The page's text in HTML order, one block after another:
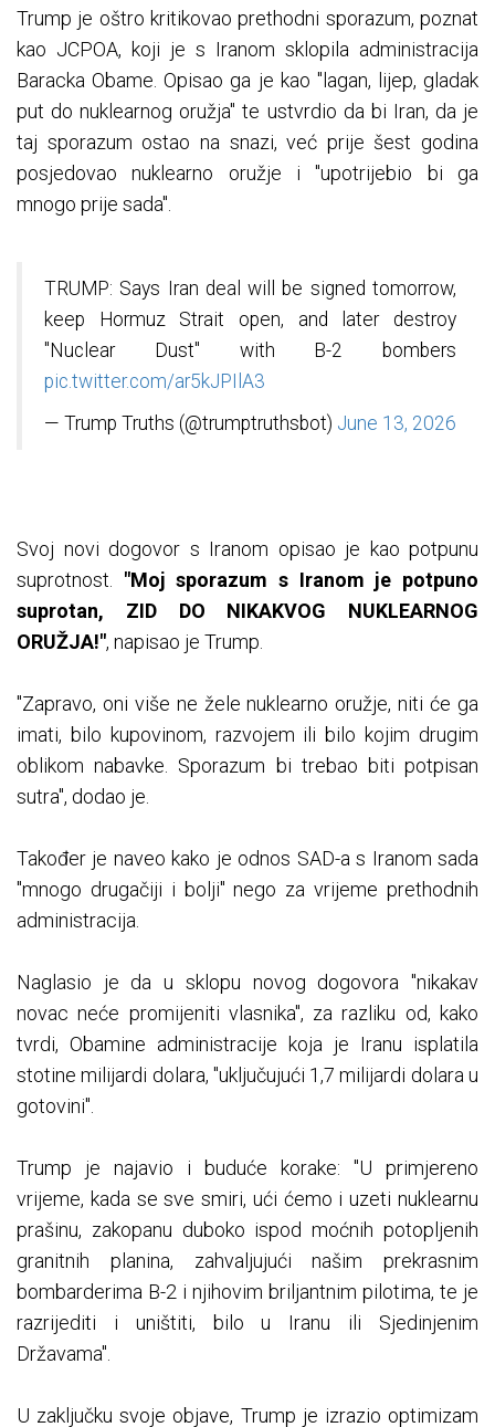
Trump je oštro kritikovao prethodni sporazum, poznat
kao JCPOA, koji je s Iranom sklopila administracija
Baracka Obame. Opisao ga je kao "lagan, lijep, gladak
put do nuklearnog oružja" te ustvrdio da bi Iran, da je
taj sporazum ostao na snazi, već prije šest godina
posjedovao nuklearno oružje i "upotrijebio bi ga
mnogo prije sada".
TRUMP: Says Iran deal will be signed tomorrow,
keep Hormuz Strait open, and later destroy
"Nuclear Dust" with B-2 bombers
pic.twitter.com/ar5kJPIlA3
— Trump Truths (@trumptruthsbot) June 13, 2026
Svoj novi dogovor s Iranom opisao je kao potpunu
suprotnost. "Moj sporazum s Iranom je potpuno
suprotan, ZID DO NIKAKVOG NUKLEARNOG
ORUŽJA!", napisao je Trump.
"Zapravo, oni više ne žele nuklearno oružje, niti će ga
imati, bilo kupovinom, razvojem ili bilo kojim drugim
oblikom nabavke. Sporazum bi trebao biti potpisan
sutra", dodao je.
Također je naveo kako je odnos SAD-a s Iranom sada
"mnogo drugačiji i bolji" nego za vrijeme prethodnih
administracija.
Naglasio je da u sklopu novog dogovora "nikakav
novac neće promijeniti vlasnika", za razliku od, kako
tvrdi, Obamine administracije koja je Iranu isplatila
stotine milijardi dolara, "uključujući 1,7 milijardi dolara u
gotovini".
Trump je najavio i buduće korake: "U primjereno
vrijeme, kada se sve smiri, ući ćemo i uzeti nuklearnu
prašinu, zakopanu duboko ispod moćnih potopljenih
granitnih planina, zahvaljujući našim prekrasnim
bombarderima B-2 i njihovim briljantnim pilotima, te je
razrijediti i uništiti, bilo u Iranu ili Sjedinjenim
Državama".
U zaključku svoje objave, Trump je izrazio optimizam